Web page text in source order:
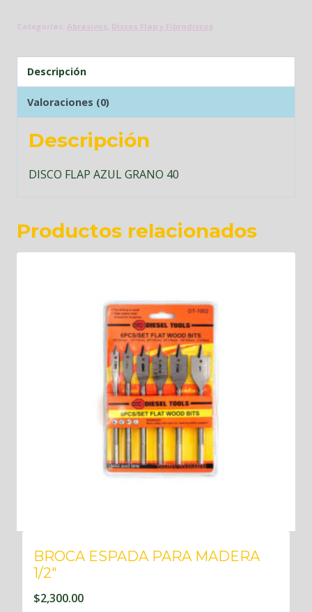
Categorías: Abrasivos, Discos Flap y Fibrodiscos
Descripción
Valoraciones (0)
Descripción
DISCO FLAP AZUL GRANO 40
Productos relacionados
BROCA ESPADA PARA MADERA
1/2″
$2,300.00